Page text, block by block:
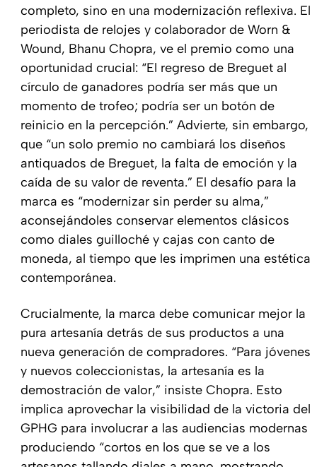
completo, sino en una modernización reflexiva. El
periodista de relojes y colaborador de Worn &
Wound, Bhanu Chopra, ve el premio como una
oportunidad crucial: “El regreso de Breguet al
círculo de ganadores podría ser más que un
momento de trofeo; podría ser un botón de
reinicio en la percepción.” Advierte, sin embargo,
que “un solo premio no cambiará los diseños
antiquados de Breguet, la falta de emoción y la
caída de su valor de reventa.” El desafío para la
marca es “modernizar sin perder su alma,”
aconsejándoles conservar elementos clásicos
como diales guilloché y cajas con canto de
moneda, al tiempo que les imprimen una estética
contemporánea.
Crucialmente, la marca debe comunicar mejor la
pura artesanía detrás de sus productos a una
nueva generación de compradores. “Para jóvenes
y nuevos coleccionistas, la artesanía es la
demostración de valor,” insiste Chopra. Esto
implica aprovechar la visibilidad de la victoria del
GPHG para involucrar a las audiencias modernas
produciendo “cortos en los que se ve a los